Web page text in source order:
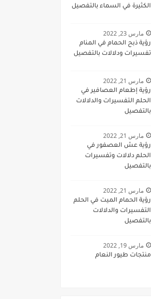
الكثيرة في السماء بالتفصيل
مارس 23, 2022
رؤية ذبح الحمام في المنام
تفسيرات ودلالات بالتفصيل
مارس 21, 2022
رؤية إطعام العصافير في
الحلم التفسيرات والدلالات
بالتفصيل
مارس 21, 2022
رؤية عش العصفور في
الحلم دلالات وتفسيرات
بالتفصيل
مارس 21, 2022
رؤية الحمام الميت في الحلم
التفسيرات والدلالات
بالتفصيل
مارس 19, 2022
منتجات طيور النعام